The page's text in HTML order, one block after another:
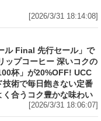
[2026/3/31 18:14:08]
ル Final 先行セール」で
ップコーヒー 深いコクの
杯」が20%OFF! UCC
術で毎日飽きない定番
く合うコク豊かな味わい
[2026/3/31 18:06:07]